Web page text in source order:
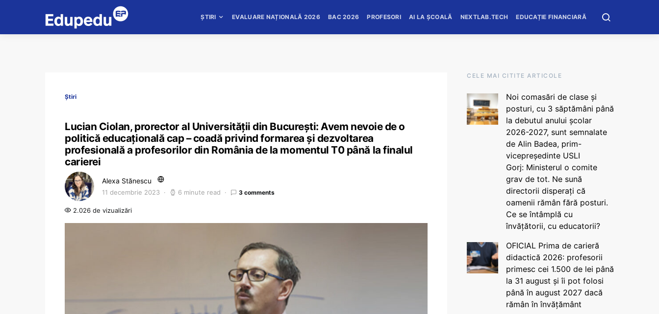
ȘTIRI EVALUARE NAȚIONALĂ 2026 BAC 2026 PROFESORI AI LA ȘCOALĂ NEXTLAB.TECH EDUCAȚIE FINANCIARĂ
Știri
Lucian Ciolan, prorector al Universității din București: Avem nevoie de o
politică educațională cap – coadă privind formarea și dezvoltarea
profesională a profesorilor din România de la momentul T0 până la finalul
carierei
Alexa Stănescu
11 decembrie 2023 6 minute read 3 comments
2.026 de vizualizări
CELE MAI CITITE ARTICOLE
Noi comasări de clase și
posturi, cu 3 săptămâni până
la debutul anului școlar
2026-2027, sunt semnalate
de Alin Badea, prim-
vicepreședinte USLI
Gorj: Ministerul o comite
grav de tot. Ne sună
directorii disperați că
oamenii rămân fără posturi.
Ce se întâmplă cu
învățătorii, cu educatorii?
OFICIAL Prima de carieră
didactică 2026: profesorii
primesc cei 1.500 de lei până
la 31 august și îi pot folosi
până în august 2027 dacă
rămân în învățământ